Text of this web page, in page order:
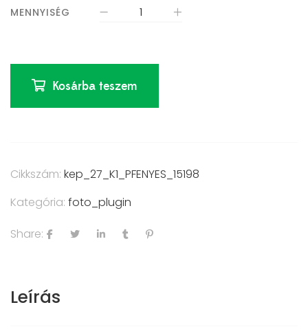
MENNYISÉG
Kosárba teszem
Cikkszám: kep_27_K1_PFENYES_15198
Kategória: foto_plugin
Share:
Leírás